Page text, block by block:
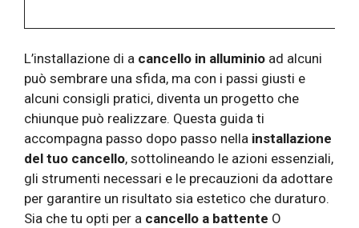
L’installazione di a cancello in alluminio ad alcuni
può sembrare una sfida, ma con i passi giusti e
alcuni consigli pratici, diventa un progetto che
chiunque può realizzare. Questa guida ti
accompagna passo dopo passo nella installazione
del tuo cancello, sottolineando le azioni essenziali,
gli strumenti necessari e le precauzioni da adottare
per garantire un risultato sia estetico che duraturo.
Sia che tu opti per a cancello a battente O